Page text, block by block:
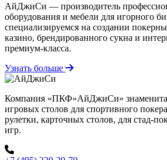
АйДжиСи — производитель
оборудования и мебели для игорного
специализируемся на создании
казино, брендированного сукна и
премиум-класса.
Узнать больше
Компания «ПКФ»АйДжиСи» знаменита
игровых столов для спортивного
рулетки, карточных столов, для стад-
игр.